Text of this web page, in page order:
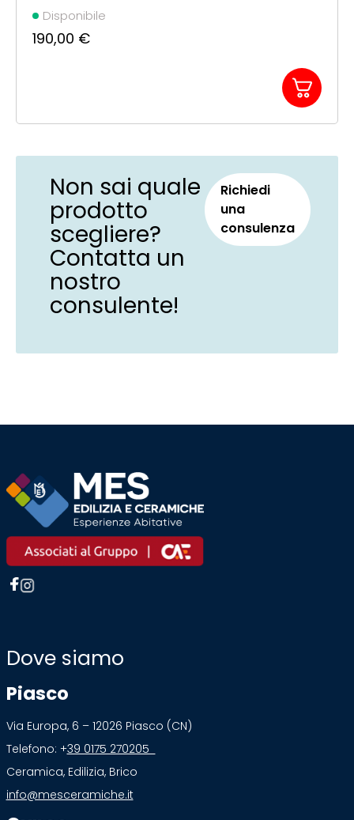
Disponibile
190,00 €
Non sai quale
prodotto
scegliere?
Contatta un
nostro
consulente!
Richiedi
una
consulenza
Dove siamo
Piasco
Via Europa, 6 – 12026 Piasco (CN)
Telefono: +39 0175 270205
Ceramica, Edilizia, Brico
info@mesceramiche.it